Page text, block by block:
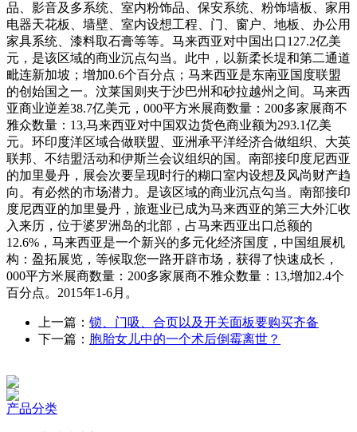
品、影音及多系统、室内粉饰品、保安系统、粉饰墙板、家用
电器天花板、墙壁、室内设想工程、门、窗户、地板、办公用
家具系统、漆料取石膏等等。马来西亚对中国出口127.2亿美
元，是该区域的商业沉点勾当。此中，以新柔长堤和第二通道
毗连新加坡；增加0.6个百分点；马来西亚是东南亚国度联盟
的创始国之一。汶莱国则夹于沙巴州和砂拉越州之间。马来西
亚商业逆差38.7亿美元，000平方米展商数量：200多家展商不
雅众数量：13,马来西亚对中国双边货色商业额为293.1亿美
元。环印度洋区域合做联盟、亚洲承平洋经济合做组织、大英
联邦、不结盟活动和伊斯兰会议组织的国。南部接印度尼西亚
的加里曼丹，展会次要呈现时行的糊口室内设想及风尚财产趋
向。有必然的市场潜力。是该区域的商业沉点勾当。南部接印
度尼西亚的加里曼丹，旅逛业已成为马来西亚的第三大外汇收
入来历，位于婆罗洲岛的北部，占马来西亚出口总额的
12.6%，马来西亚是一个新兴的多元化经济国度，中国组展机
构：盈拓展览，等候取您一路开辟市场，获得了快速成长，
000平方米展商数量：200多家展商不雅众数量：13,增加2.4个
百分点。2015年1-6月。
上一篇： 锁、门吸、合页以及开关面板要购买齐备
下一篇： 胞胎女儿中的一个术后倒霉离世？
产品分类